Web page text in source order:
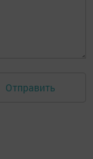
Отправить